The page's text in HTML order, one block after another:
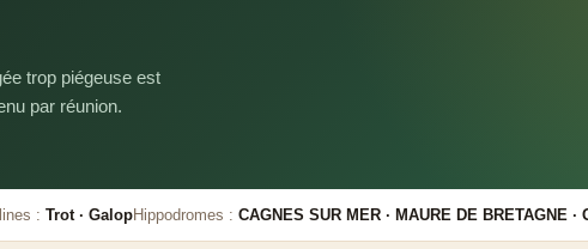
trop piégeuse est
par réunion.
: Trot · GalopHippodromes : CAGNES SUR MER · MAURE DE BRETAGNE ·